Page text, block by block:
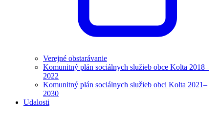
Verejné obstarávanie
Komunitný plán sociálnych služieb obce Kolta 2018–
2022
Komunitný plán sociálnych služieb obci Kolta 2021–
2030
Udalosti